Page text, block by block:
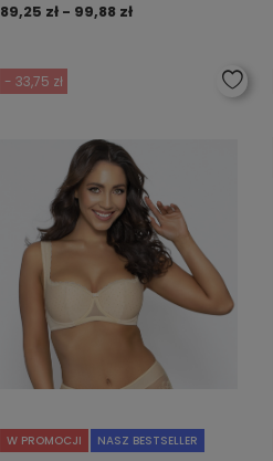
89,25 zł - 99,88 zł
- 33,75 zł
W PROMOCJI NASZ BESTSELLER